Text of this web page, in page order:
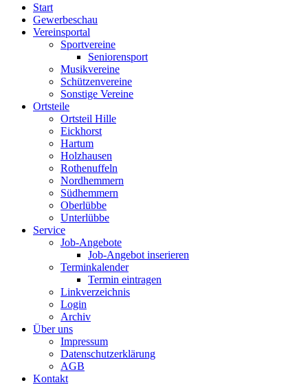
Start
Gewerbeschau
Vereinsportal
Sportvereine
Seniorensport
Musikvereine
Schützenvereine
Sonstige Vereine
Ortsteile
Ortsteil Hille
Eickhorst
Hartum
Holzhausen
Rothenuffeln
Nordhemmern
Südhemmern
Oberlübbe
Unterlübbe
Service
Job-Angebote
Job-Angebot inserieren
Terminkalender
Termin eintragen
Linkverzeichnis
Login
Archiv
Über uns
Impressum
Datenschutzerklärung
AGB
Kontakt